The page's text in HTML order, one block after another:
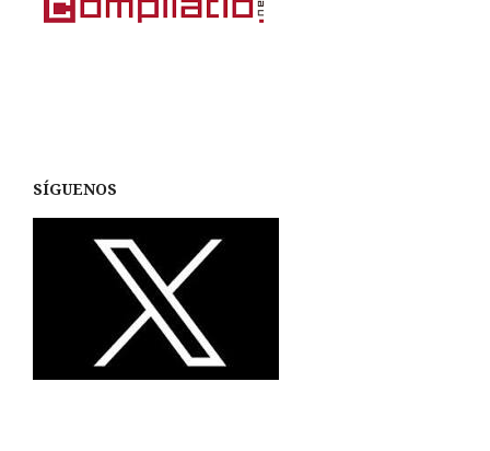
SÍGUENOS